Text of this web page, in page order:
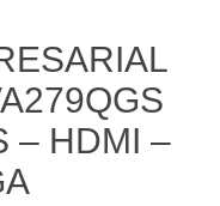
– HDMI –